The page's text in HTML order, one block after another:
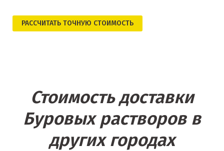
РАСCЧИТАТЬ ТОЧНУЮ СТОИМОСТЬ
Стоимость доставки
Буровых растворов в
других городах